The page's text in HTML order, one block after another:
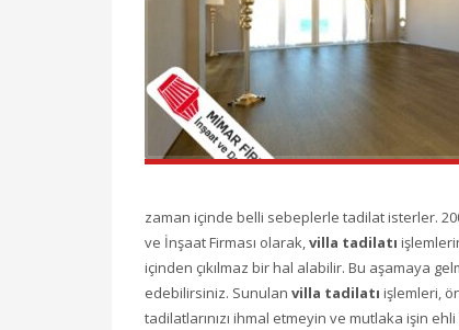
zaman içinde belli sebeplerle tadilat isterler.
ve İnşaat Firması olarak,villa tadilatı
içinden çıkılmaz bir hal alabilir. Bu aşamaya
edebilirsiniz. Sunulan villa tadilatı işlemleri,
tadilatlarınızı ihmal etmeyin ve mutlaka işin